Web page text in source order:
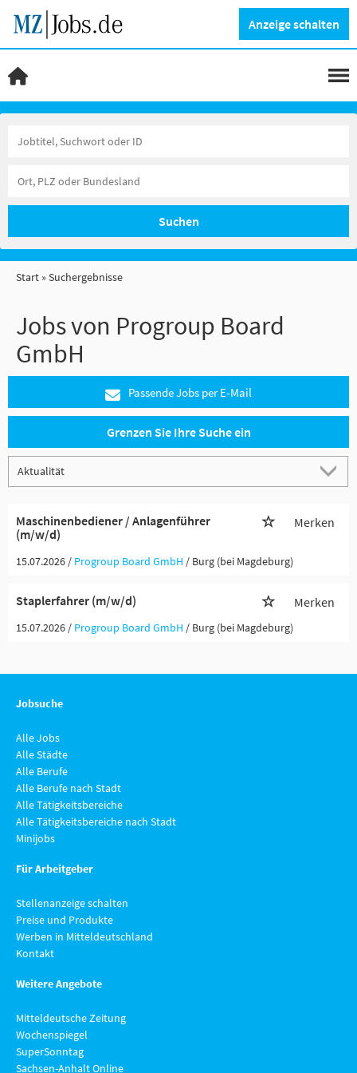
Anzeige schalten
Suchen
Start Suchergebnisse
Jobs von Progroup Board
GmbH
Passende Jobs per E-Mail
Grenzen Sie Ihre Suche ein
Maschinenbediener / Anlagenführer
(m/w/d)
Merken
15.07.2026 / Progroup Board GmbH / Burg (bei Magdeburg)
Staplerfahrer (m/w/d) Merken
15.07.2026 / Progroup Board GmbH / Burg (bei Magdeburg)
Jobsuche
Alle Jobs
Alle Städte
Alle Berufe
Alle Berufe nach Stadt
Alle Tätigkeitsbereiche
Alle Tätigkeitsbereiche nach Stadt
Minijobs
Für Arbeitgeber
Stellenanzeige schalten
Preise und Produkte
Werben in Mitteldeutschland
Kontakt
Weitere Angebote
Mitteldeutsche Zeitung
Wochenspiegel
SuperSonntag
Sachsen-Anhalt Online